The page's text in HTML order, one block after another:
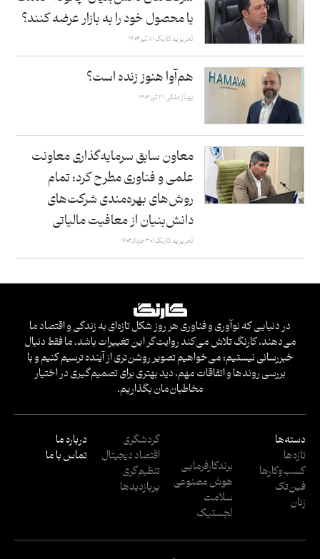
یا محصول خود را به بازار عرضه کنند؟
تحریریه کارنگ ۸ تیر ۱۴۰۳
هم‌آوا هنوز زنده است؟
بهناز ملکی ۳ تیر ۱۴۰۳
معاون سابق سرمایه‌گذاری معاونت
علمی و فناوری مطرح کرد:‌ تمام
روش‌های بهره‌مندی شرکت‌های
دانش‌بنیان از معافیت مالیاتی
تحریریه کارنگ ۳۰ خرداد ۱۴۰۲
در دنیایی که نوآوری و فناوری هر روز شکل تازه‌ای به زندگی و اقتصاد ما
می‌دهند، کارنگ تلاش می‌کند روایت‌گر این تغییرات باشد. ما فقط دنبال
خبررسانی نیستیم؛ می‌خواهیم تصویر روشن‌تری از آینده ترسیم کنیم و با
بررسی روندها و اتفاقات مهم، دید بهتری برای تصمیم‌گیری در اختیار
مخاطبان‌مان بگذاریم.
دسته‌ها
تازه‌ها
کسب‌وکار‌ها
فین‌تک
زنان
برندکارفرمایی
هوش مصنوعی
سلامت
لجستیک
گردشگری
اقتصاد دیجیتال
تنظیم‌گری
پربازدید‌ها
درباره ما
تماس با ما